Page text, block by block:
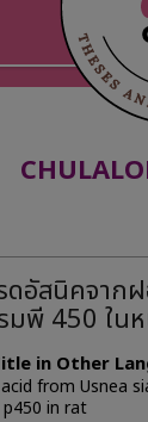
อัสนิคจากฝ
มพี 450 ใน
in Other
from Usnea
in rat